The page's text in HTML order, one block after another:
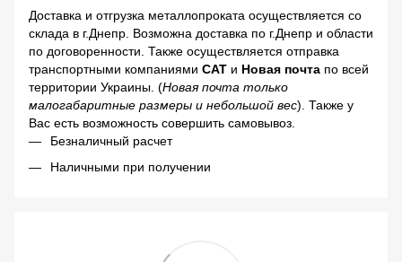
Доставка и отгрузка металлопроката осуществляется со
склада в г.Днепр. Возможна доставка по г.Днепр и области
по договоренности. Также осуществляется отправка
транспортными компаниями САТ и Новая почта по всей
территории Украины. (Новая почта только
малогабаритные размеры и небольшой вес). Также у
Вас есть возможность совершить самовывоз.
Безналичный расчет
Наличными при получении